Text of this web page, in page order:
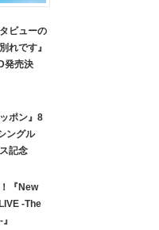
ビューの
れです』
発売決
ポン』8
ングル
記念
『New
-The